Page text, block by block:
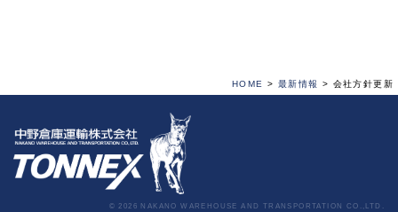
HOME > 最新情報 > 会社方針更新
© 2026 NAKANO WAREHOUSE AND TRANSPORTATION CO.,LTD.